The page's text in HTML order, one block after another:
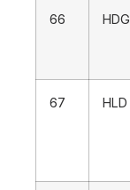
66 HDG
67 HLD